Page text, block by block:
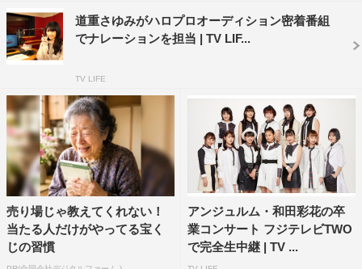
「ゴー！ゴー！コニーちゃん」
また、独特の感性と言葉のセンスで若い世代から圧倒的な
支持を得る詩人・最果タヒの美しい詩を朗読する企画「展
示 言葉」など、見逃せないコーナーもめじろ押しだ。
道重さゆみがハロプロオーディション密着番組
でナレーションを担当 | TV LIF...
TV LIFE
売り場じゃ教えてくれない！
当たる人だけがやってる宝く
じの習慣
アンジュルム・和田彩花の卒
業コンサート フジテレビTWO
で完全生中継 | TV ...